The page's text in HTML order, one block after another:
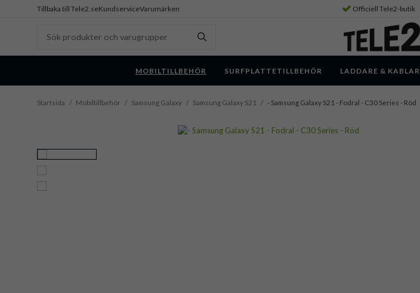
Tillbaka till Tele2.seKundserviceVarumärken Officiell Tele2-butik
MOBILTILLBEHÖR SURFPLATTETILLBEHÖR LADDARE & KABLAR
Startsida / Mobiltillbehör / Samsung Galaxy / Samsung Galaxy S21 / - Samsung Galaxy S21 - Fodral - C30 Series - Röd